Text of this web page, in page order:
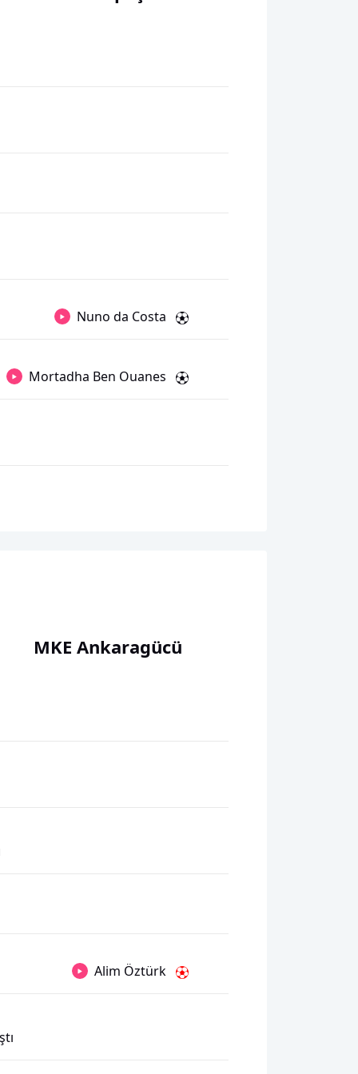
Nuno da Costa
Mortadha Ben Ouanes
MKE Ankaragücü
Alim Öztürk